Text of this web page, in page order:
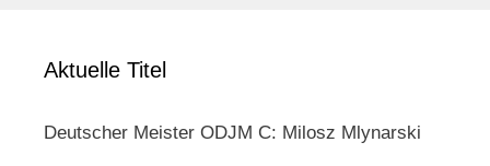
Aktuelle Titel
Deutscher Meister ODJM C: Milosz Mlynarski